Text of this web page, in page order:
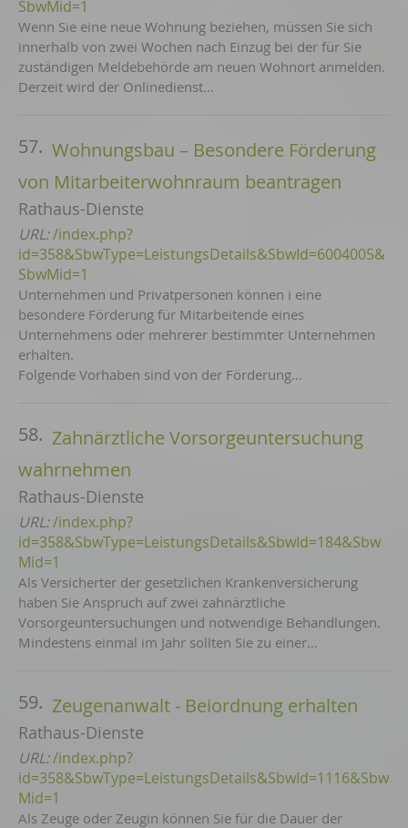
SbwMid=1
Wenn Sie eine neue Wohnung beziehen, müssen Sie sich
innerhalb von zwei Wochen nach Einzug bei der für Sie
zuständigen Meldebehörde am neuen Wohnort anmelden.
Derzeit wird der Onlinedienst…
57. Wohnungsbau – Besondere Förderung
von Mitarbeiterwohnraum beantragen
Rathaus-Dienste
URL:/index.php?
id=358&SbwType=LeistungsDetails&SbwId=6004005&
SbwMid=1
Unternehmen und Privatpersonen können i eine
besondere Förderung für Mitarbeitende eines
Unternehmens oder mehrerer bestimmter Unternehmen
erhalten.
Folgende Vorhaben sind von der Förderung…
58. Zahnärztliche Vorsorgeuntersuchung
wahrnehmen
Rathaus-Dienste
URL:/index.php?
id=358&SbwType=LeistungsDetails&SbwId=184&Sbw
Mid=1
Als Versicherter der gesetzlichen Krankenversicherung
haben Sie Anspruch auf zwei zahnärztliche
Vorsorgeuntersuchungen und notwendige Behandlungen.
Mindestens einmal im Jahr sollten Sie zu einer…
59. Zeugenanwalt - Beiordnung erhalten
Rathaus-Dienste
URL:/index.php?
id=358&SbwType=LeistungsDetails&SbwId=1116&Sbw
Mid=1
Als Zeuge oder Zeugin können Sie für die Dauer der